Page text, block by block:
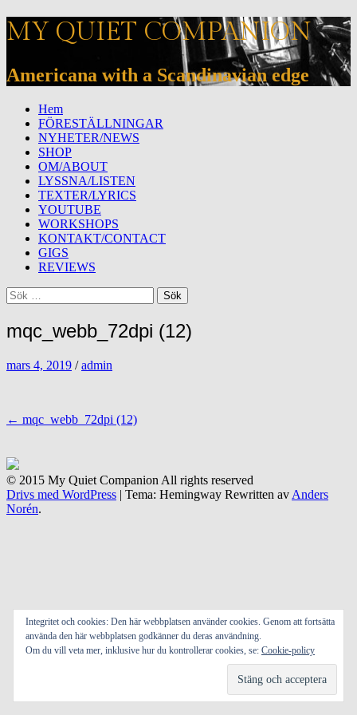
MY QUIET COMPANION
Americana with a Scandinavian edge
Meny
Hoppa
innehåll
Hem
FÖRESTÄLLNINGAR
NYHETER/NEWS
SHOP
OM/ABOUT
LYSSNA/LISTEN
TEXTER/LYRICS
YOUTUBE
WORKSHOPS
KONTAKT/CONTACT
GIGS
REVIEWS
Sök
Sök
efter:
mqc_webb_72dpi (12)
mars 4, 2019 /admin
Inläggsnavigering
← mqc_webb_72dpi (12)
© 2015 My Quiet Companion All rights reserved
Drivs med WordPress | Tema: Hemingway Rewritten av Anders
Norén.
Integritet och cookies: Den här webbplatsen använder cookies. Genom att fortsätta
använda den här webbplatsen godkänner du deras användning.
Om du vill veta mer, inklusive hur du kontrollerar cookies, se: Cookie-policy